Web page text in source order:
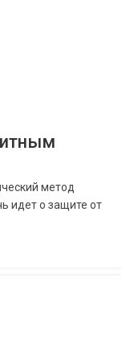
метод
идет о защите от